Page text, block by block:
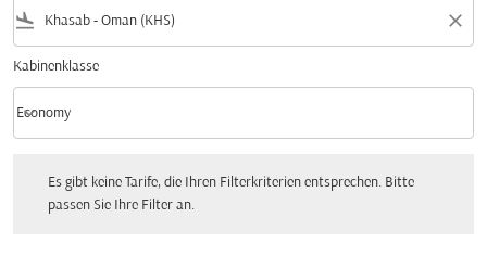
flight_land close
Kabinenklasse
Kabinenklasse option Economy Selected
Economy
keyboard_arrow_down
Es gibt keine Tarife, die Ihren Filterkriterien entsprechen. Bitte
passen Sie Ihre Filter an.